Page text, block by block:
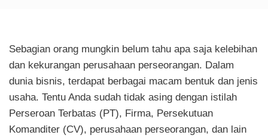
Sebagian orang mungkin belum tahu apa saja kelebihan
dan kekurangan perusahaan perseorangan. Dalam
dunia bisnis, terdapat berbagai macam bentuk dan jenis
usaha. Tentu Anda sudah tidak asing dengan istilah
Perseroan Terbatas (PT), Firma, Persekutuan
Komanditer (CV), perusahaan perseorangan, dan lain